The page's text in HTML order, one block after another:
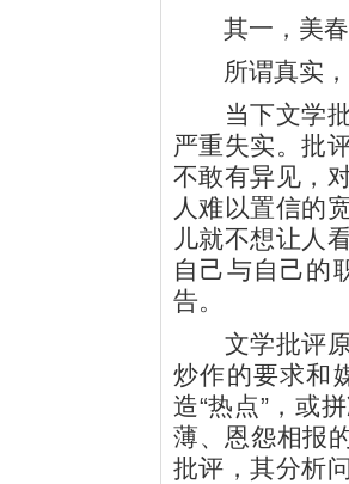
其一，美春
所谓真实，
当下文学批
严重失实。批
不敢有异见，
人难以置信的
儿就不想让人
自己与自己的
告。
文学批评原
炒作的要求和
造“热点”，或
薄、恩怨相报
批评，其分析